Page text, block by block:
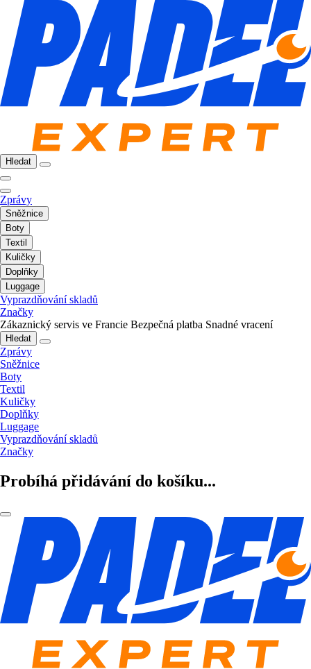
Hledat
Zprávy
Sněžnice
Boty
Textil
Kuličky
Doplňky
Luggage
Vyprazdňování skladů
Značky
Zákaznický servis ve Francie Bezpečná platba Snadné vracení
Hledat
Zprávy
Sněžnice
Boty
Textil
Kuličky
Doplňky
Luggage
Vyprazdňování skladů
Značky
Probíhá přidávání do košíku...